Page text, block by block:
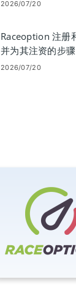
2026/07/20
Raceoption 注册
并为其注资的步骤
2026/07/20